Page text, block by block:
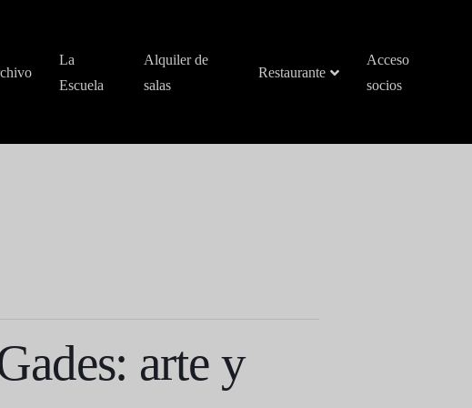
La
Escuela
Alquiler de
salas
Restaurante
Acceso
socios
arte y